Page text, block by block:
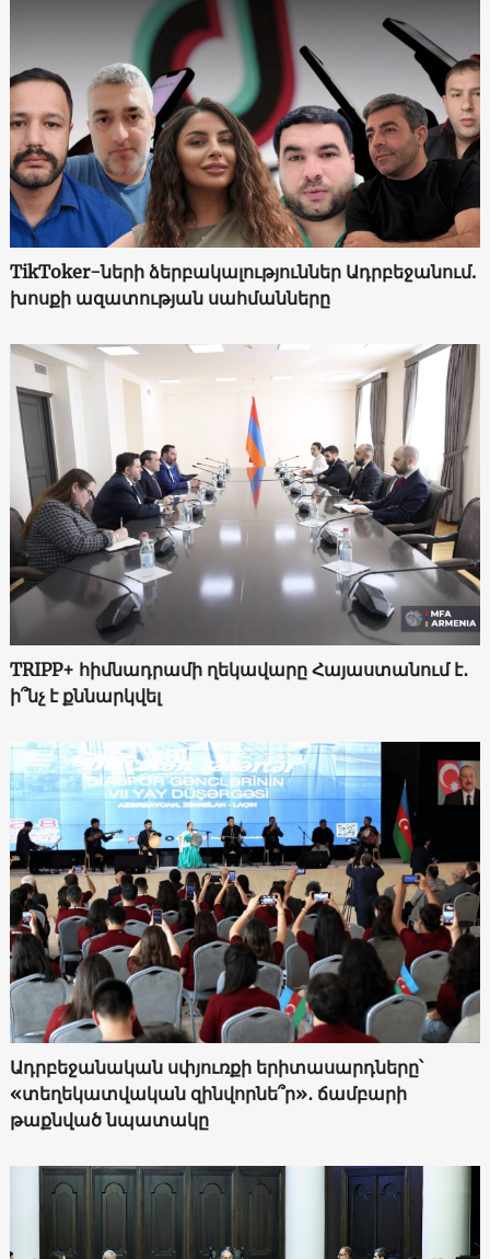
TikToker-ների ձերբակալություններ Ադրբեջանում.
խոսքի ազատության սահմանները
TRIPP+ հիմնադրամի ղեկավարը Հայաստանում է․
ի՞նչ է քննարկվել
Ադրբեջանական սփյուռքի երիտասարդները՝
«տեղեկատվական զինվորնե՞ր»․ ճամբարի
թաքնված նպատակը